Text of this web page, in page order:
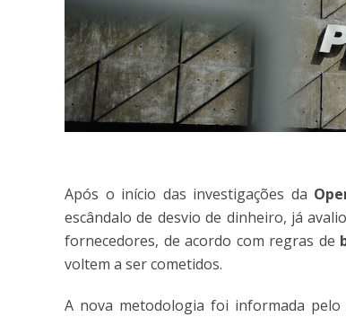
Após o início das investigações da
escândalo de desvio de dinheiro, já
fornecedores, de acordo com regras de
voltem a ser cometidos.
A nova metodologia foi informada pelo